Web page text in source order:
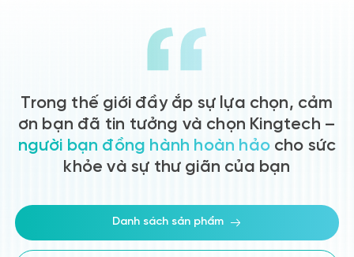
Trong thế giới đầy ắp sự lựa chọn, cảm
ơn bạn đã tin tưởng và chọn Kingtech –
người bạn đồng hành hoàn hảocho sức
khỏe và sự thư giãn của bạn
Danh sách sản phẩm